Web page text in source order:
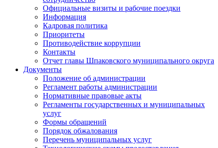
Официальные визиты и рабочие поездки
Информация
Кадровая политика
Приоритеты
Противодействие коррупции
Контакты
Отчет главы Шпаковского муниципального округа
Документы
Положение об администрации
Регламент работы администрации
Нормативные правовые акты
Регламенты государственных и муниципальных
услуг
Формы обращений
Порядок обжалования
Перечень муниципальных услуг